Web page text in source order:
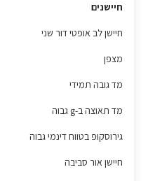
חיישנים
חיישן לב אופטי דור שני
מצפן
מד גובה תמידי
מד תאוצה ב-g גבוה
גירוסקופ בטווח דינמי גבוה
חיישן אור סביבה